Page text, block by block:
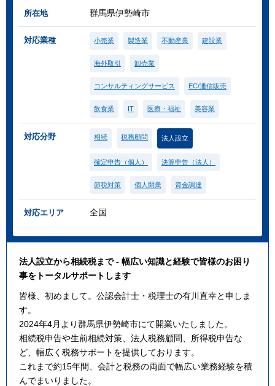
所在地 群馬県伊勢崎市
対応業種 小売業 製造業 不動産業 建設業
海外取引 卸売業
コンサルティングサービス EC/通信販売
飲食業 IT 医療・福祉 美容業
対応分野 相続 税務顧問 法人設立
確定申告（個人） 決算申告（法人）
節税対策 個人開業 資金調達
対応エリア 全国
法人設立から相続税まで - 幅広い知識と経験で皆様のお困り
事をトータルサポートします
皆様、初めまして。公認会計士・税理士の有川直幸と申しま
す。
2024年4月より群馬県伊勢崎市にて開業いたしました。
相続税申告や生前相続対策、法人税務顧問、所得税申告な
ど、幅広く税務サポートを提供しております。
これまで約15年間、会計と税務の両面で幅広い業務経験を積
んでまいりました。